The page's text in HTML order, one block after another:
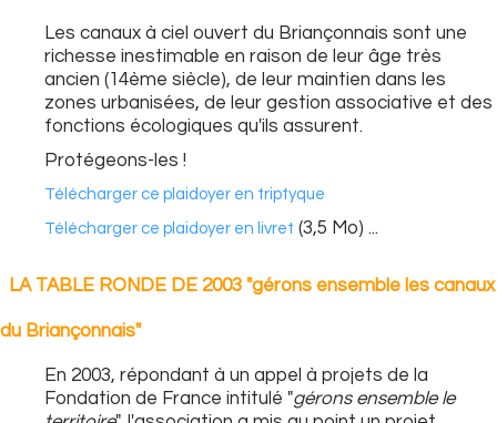
Les canaux à ciel ouvert du Briançonnais sont une
richesse inestimable en raison de leur âge très
ancien (14ème siècle), de leur maintien dans les
zones urbanisées, de leur gestion associative et des
fonctions écologiques qu'ils assurent.
Protégeons-les !
Télécharger ce plaidoyer en triptyque
Télécharger ce plaidoyer en livret (3,5 Mo) ...
LA TABLE RONDE DE 2003 "gérons ensemble les canaux
du Briançonnais"
En 2003, répondant à un appel à projets de la
Fondation de France intitulé "gérons ensemble le